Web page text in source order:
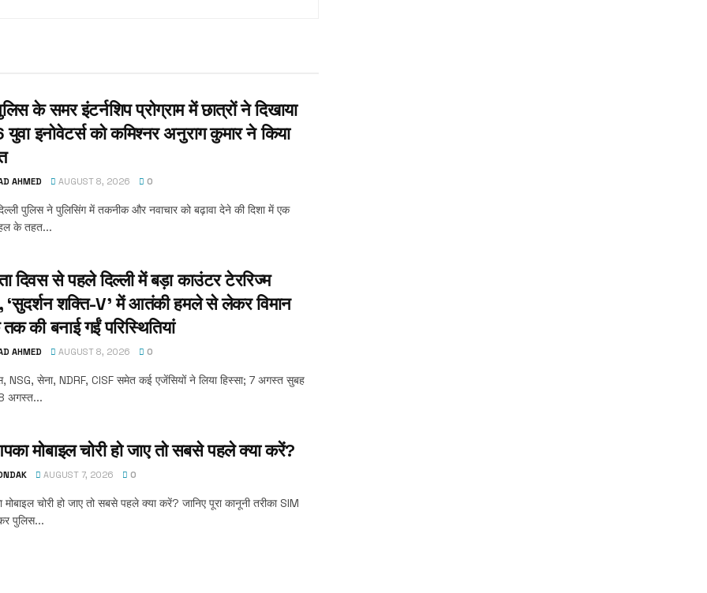
के समर इंटर्नशिप प्रोग्राम में छात्रों ने दिखाया
इनोवेटर्स को कमिश्नर अनुराग कुमार ने किया
AHMED AUGUST 8, 2026 0
पुलिस ने पुलिसिंग में तकनीक और नवाचार को बढ़ावा देने की दिशा में एक
के तहत...
दिवस से पहले दिल्ली में बड़ा काउंटर टेररिज्म
‘सुदर्शन शक्ति-V’ में आतंकी हमले से लेकर विमान
की बनाई गईं परिस्थितियां
AHMED AUGUST 8, 2026 0
NSG, सेना, NDRF, CISF समेत कई एजेंसियों ने लिया हिस्सा; 7 अगस्त सुबह
अगस्त...
मोबाइल चोरी हो जाए तो सबसे पहले क्या करें?
AUGUST 7, 2026 0
चोरी हो जाए तो सबसे पहले क्या करें? जानिए पूरा कानूनी तरीका SIM
पुलिस...